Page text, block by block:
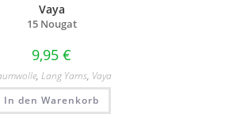
Vaya
15 Nougat
9,95 €
, Lang Yarns, Vaya
In den Warenkorb